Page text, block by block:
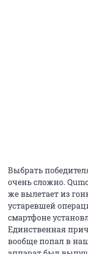
Выбрать
очень сложно.
же вылетает из
устаревшей
смартфоне
Единственная
вообще попал в